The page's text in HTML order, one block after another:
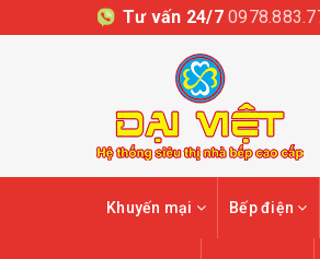
Tư vấn 24/7
Khuyến mại Bếp điện